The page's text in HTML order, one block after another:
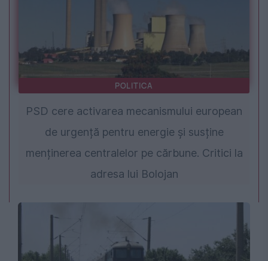
POLITICA
PSD cere activarea mecanismului european
de urgență pentru energie și susține
menținerea centralelor pe cărbune. Critici la
adresa lui Bolojan